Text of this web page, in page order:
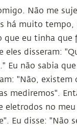
Não me
há muito tempo,
que eu tinha que
disseram:
Eu não sabia
"Não, existem
mediremos".
eletrodos no
Eu disse: "Não